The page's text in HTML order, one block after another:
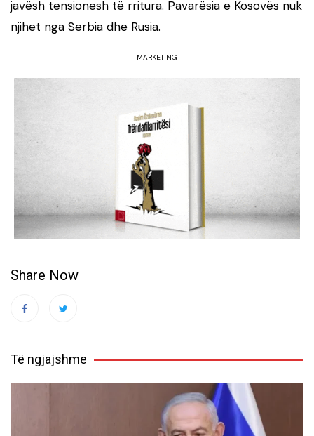
javësh tensionesh të rritura. Pavarësia e Kosovës nuk
njihet nga Serbia dhe Rusia.
MARKETING
Share Now
Të ngjajshme